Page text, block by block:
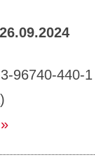
26.09.2024
96740-440-1